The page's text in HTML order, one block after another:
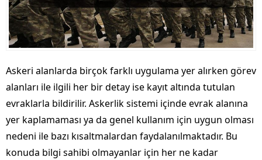
Askeri alanlarda birçok farklı uygulama yer alırken görev
alanları ile ilgili her bir detay ise kayıt altında tutulan
evraklarla bildirilir. Askerlik sistemi içinde evrak alanına
yer kaplamaması ya da genel kullanım için uygun olması
nedeni ile bazı kısaltmalardan faydalanılmaktadır. Bu
konuda bilgi sahibi olmayanlar için her ne kadar